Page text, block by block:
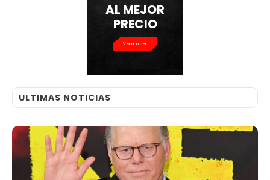
AL MEJOR
PRECIO
Ver ahora
ULTIMAS NOTICIAS